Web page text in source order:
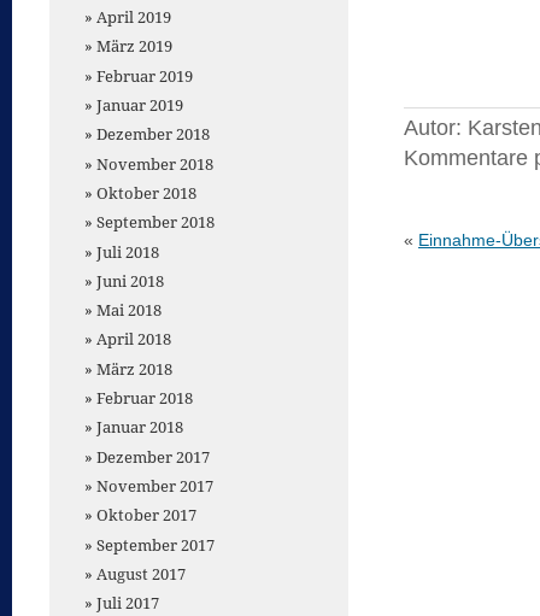
Autor:
Kommentare
« Einnahme-
April 2019
März 2019
Februar 2019
Januar 2019
Dezember 2018
November 2018
Oktober 2018
September 2018
Juli 2018
Juni 2018
Mai 2018
April 2018
März 2018
Februar 2018
Januar 2018
Dezember 2017
November 2017
Oktober 2017
September 2017
August 2017
Juli 2017